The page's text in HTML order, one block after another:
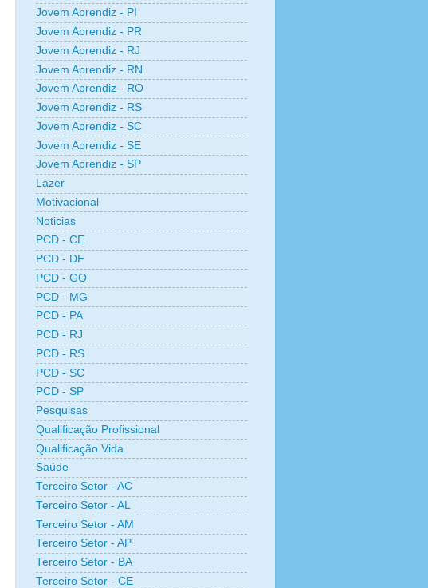
Jovem Aprendiz - PI
Jovem Aprendiz - PR
Jovem Aprendiz - RJ
Jovem Aprendiz - RN
Jovem Aprendiz - RO
Jovem Aprendiz - RS
Jovem Aprendiz - SC
Jovem Aprendiz - SE
Jovem Aprendiz - SP
Lazer
Motivacional
Noticias
PCD - CE
PCD - DF
PCD - GO
PCD - MG
PCD - PA
PCD - RJ
PCD - RS
PCD - SC
PCD - SP
Pesquisas
Qualificação Profissional
Qualificação Vida
Saúde
Terceiro Setor - AC
Terceiro Setor - AL
Terceiro Setor - AM
Terceiro Setor - AP
Terceiro Setor - BA
Terceiro Setor - CE